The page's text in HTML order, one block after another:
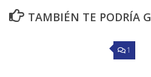
TAMBIÉN TE PODRÍA
1